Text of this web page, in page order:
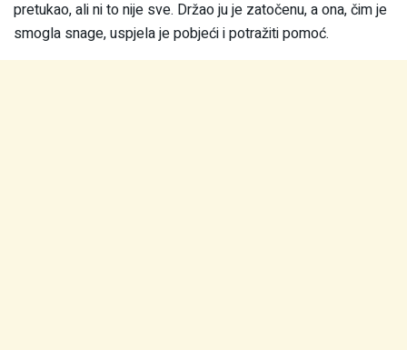
pretukao, ali ni to nije sve. Držao ju je zatočenu, a ona, čim je
smogla snage, uspjela je pobjeći i potražiti pomoć.